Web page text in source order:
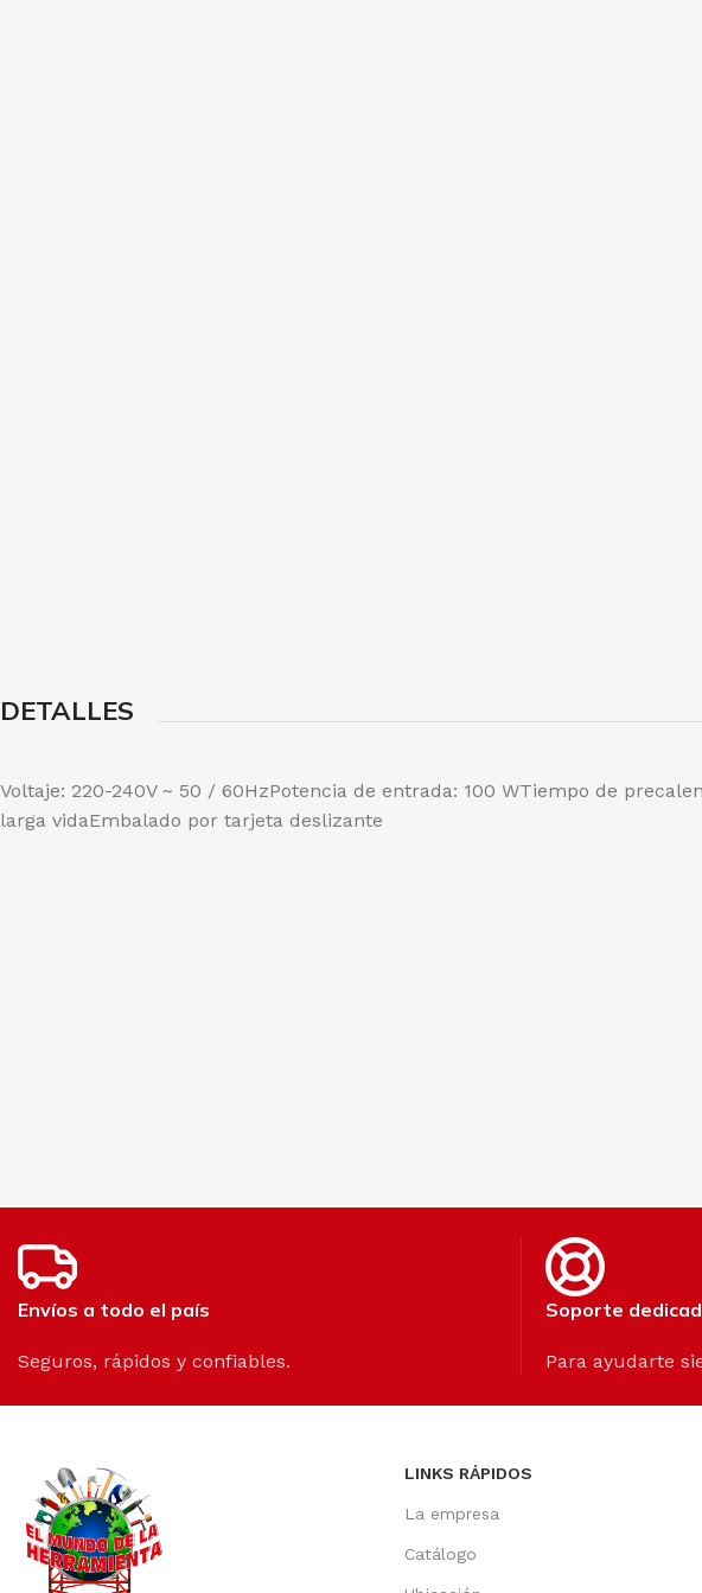
DETALLES
Voltaje: 220-240V ~ 50 / 60HzPotencia de entrada: 100 WTiempo de
larga vidaEmbalado por tarjeta deslizante
Envíos a todo el país
Seguros, rápidos y confiables.
Soporte
Para ayudarte
LINKS RÁPIDOS
La empresa
Catálogo